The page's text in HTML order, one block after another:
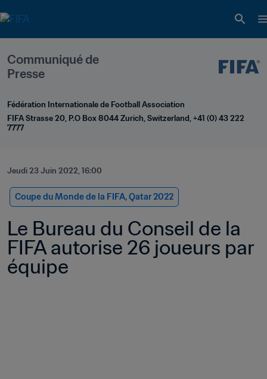
Communiqué de
Presse
Fédération Internationale de Football Association
FIFA Strasse 20, P.O Box 8044 Zurich, Switzerland, +41 (0) 43 222
7777
Jeudi 23 Juin 2022, 16:00
Coupe du Monde de la FIFA, Qatar 2022
Le Bureau du Conseil de la
FIFA autorise 26 joueurs par
équipe